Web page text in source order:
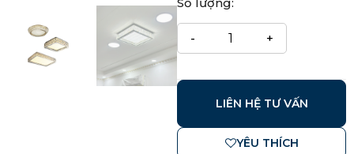
Số lượng:
LIÊN HỆ TƯ VẤN
YÊU THÍCH